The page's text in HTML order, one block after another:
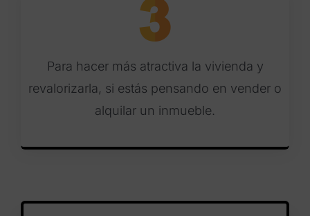
Para hacer más atractiva la vivienda y
revalorizarla, si estás pensando en vender o
alquilar un inmueble.